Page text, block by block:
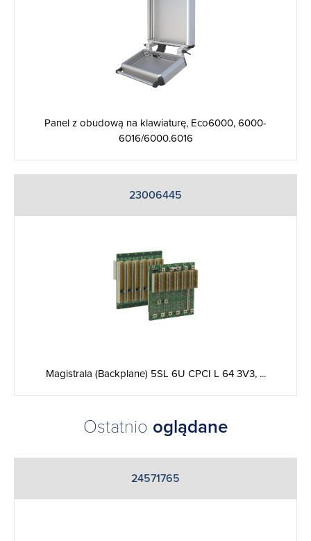
Panel z obudową na klawiaturę, Eco6000, 6000-
6016/6000.6016
23006445
Magistrala (Backplane) 5SL 6U CPCI L 64 3V3, ...
Ostatnio oglądane
24571765